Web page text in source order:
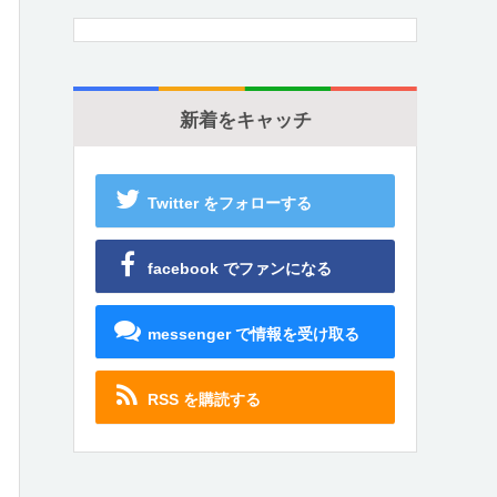
新着をキャッチ
Twitter をフォローする
facebook でファンになる
messenger で情報を受け取る
RSS を購読する